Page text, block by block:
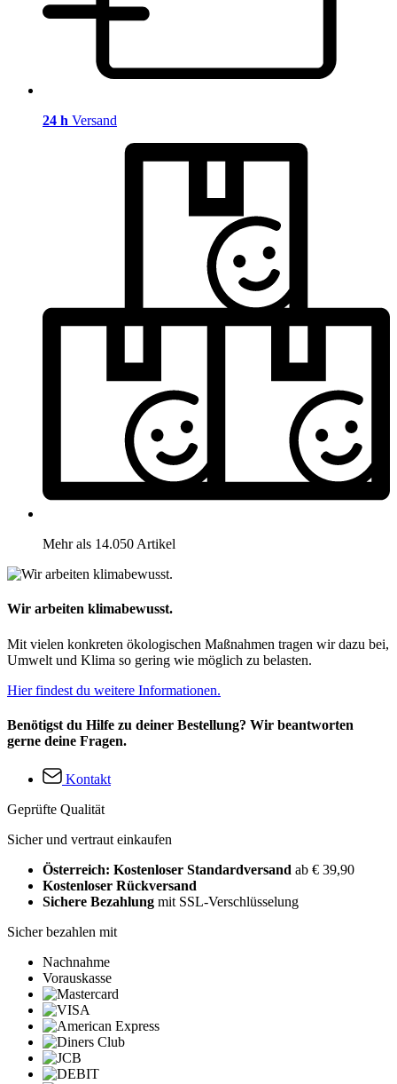
24 h Versand
Mehr als 14.050 Artikel
Wir arbeiten klimabewusst.
Mit vielen konkreten ökologischen Maßnahmen tragen wir dazu bei,
Umwelt und Klima so gering wie möglich zu belasten.
Hier findest du weitere Informationen.
Benötigst du Hilfe zu deiner Bestellung? Wir beantworten
gerne deine Fragen.
Kontakt
Geprüfte Qualität
Sicher und vertraut einkaufen
Österreich: Kostenloser Standardversand ab € 39,90
Kostenloser Rückversand
Sichere Bezahlung mit SSL-Verschlüsselung
Sicher bezahlen mit
Nachnahme
Vorauskasse